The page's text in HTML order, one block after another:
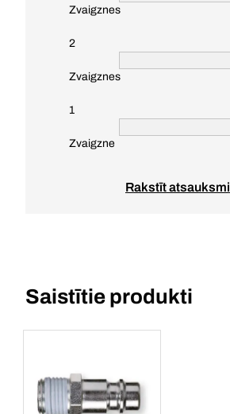
Zvaigznes
2
Zvaigznes
1
Zvaigzne
Rakstīt atsauksmi
Saistītie produkti